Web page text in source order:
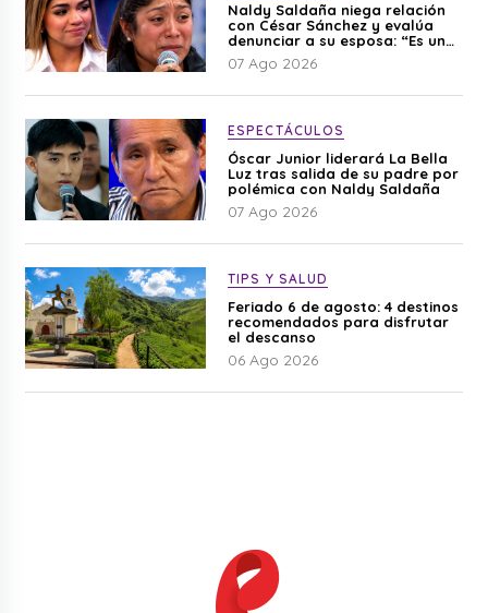
Naldy Saldaña niega relación
con César Sánchez y evalúa
denunciar a su esposa: “Es una
difamación”
07 Ago 2026
ESPECTÁCULOS
Óscar Junior liderará La Bella
Luz tras salida de su padre por
polémica con Naldy Saldaña
07 Ago 2026
TIPS Y SALUD
Feriado 6 de agosto: 4 destinos
recomendados para disfrutar
el descanso
06 Ago 2026